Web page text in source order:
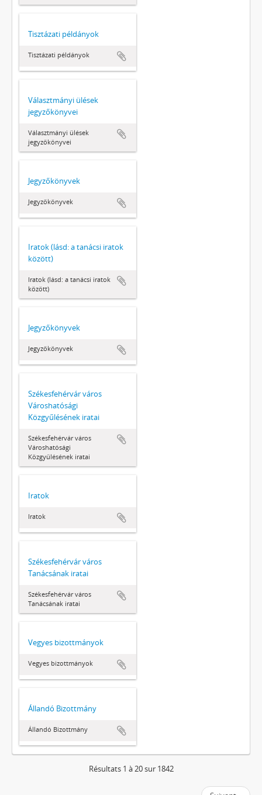
Tisztázati példányok
Tisztázati példányok
Választmányi ülések
jegyzőkönyvei
Választmányi ülések
jegyzőkönyvei
Jegyzőkönyvek
Jegyzőkönyvek
Iratok (lásd: a tanácsi iratok
között)
Iratok (lásd: a tanácsi iratok
között)
Jegyzőkönyvek
Jegyzőkönyvek
Székesfehérvár város
Városhatósági
Közgyűlésének iratai
Székesfehérvár város
Városhatósági
Közgyűlésének iratai
Iratok
Iratok
Székesfehérvár város
Tanácsának iratai
Székesfehérvár város
Tanácsának iratai
Vegyes bizottmányok
Vegyes bizottmányok
Állandó Bizottmány
Állandó Bizottmány
Résultats 1 à 20 sur 1842